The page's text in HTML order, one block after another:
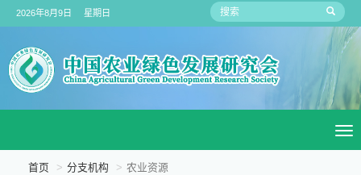
2026年8月9日 星期日
首页 分支机构 农业资源